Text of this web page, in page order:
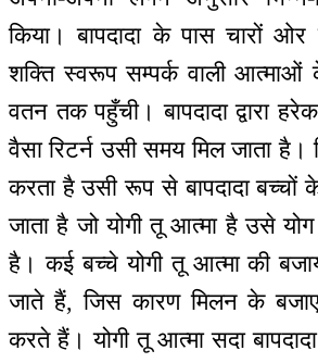
किया। बापदादा के पास चारों
शक्ति स्वरूप सम्पर्क वाली
वतन तक पहुँची। बापदादा द्वारा
वैसा रिटर्न उसी समय मिल जाता
करता है उसी रूप से बापदादा बच्चों
जाता है जो योगी तू आत्मा है उसे योग
है। कई बच्चे योगी तू आत्मा की
जाते हैं, जिस कारण मिलन के
करते हैं। योगी तू आत्मा सदा